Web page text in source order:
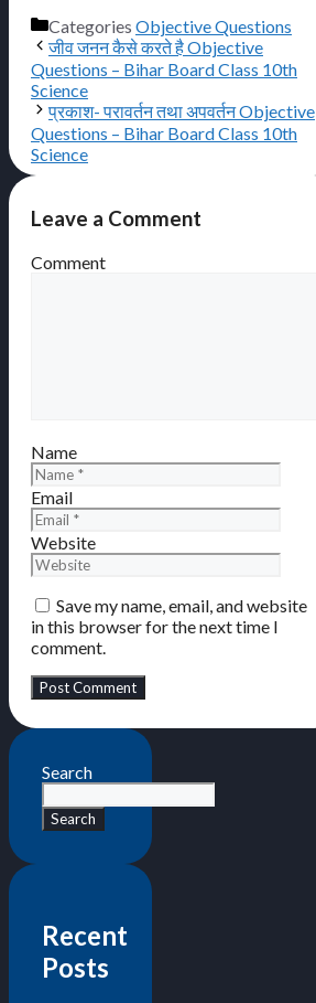
Categories Objective Questions
जीव जनन कैसे करते है Objective
Questions – Bihar Board Class 10th
Science
प्रकाश- परावर्तन तथा अपवर्तन Objective
Questions – Bihar Board Class 10th
Science
Leave a Comment
Comment
Name
Email
Website
Save my name, email, and website
in this browser for the next time I
comment.
Search
Search
Recent
Posts